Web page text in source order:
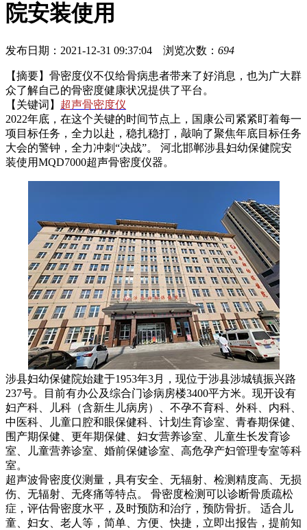
院安装使用
发布日期：2021-12-31 09:37:04 浏览次数： 694
【摘要】骨密度仪不仅给骨病患者带来了好消息，也为广大群
众了解自己的骨密度健康状况提供了平台。
【关键词】 超声骨密度仪
2022年底，在这个关键的时间节点上，国康公司紧紧盯着每一
项目标任务，全力以赴，稳扎稳打，敲响了聚焦年底目标任务
大会的警钟，全力冲刺“决战”。 河北邯郸涉县妇幼保健院安
装使用MQD7000超声骨密度仪器。
涉县妇幼保健院始建于1953年3月，现位于涉县涉城镇振兴路
237号。
目前有办公及综合门诊病房楼3400平方米。现开设有
妇产科、儿科（含新生儿病房）、不孕不育科、外科、内科、
中医科、儿童口腔和眼保健科、计划生育诊室、青春期保健、
围产期保健、更年期保健、妇女营养诊室、儿童生长发育诊
室、儿童营养诊室、婚前保健诊室、高危孕产妇管理专室等科
室。
超声波骨密度仪测量，具有安全、无辐射、检测精度高、无损
伤、无辐射、无疼痛等特点。 骨密度检测可以诊断骨质疏松
症，评估骨密度水平，及时预防和治疗，预防骨折。 适合儿
童、妇女、老人等，简单、方便、快捷，立即出报告，提前知